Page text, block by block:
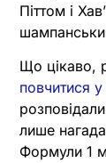
Піттом і
Що цікаво,
повчитися у
лише
Формули 1